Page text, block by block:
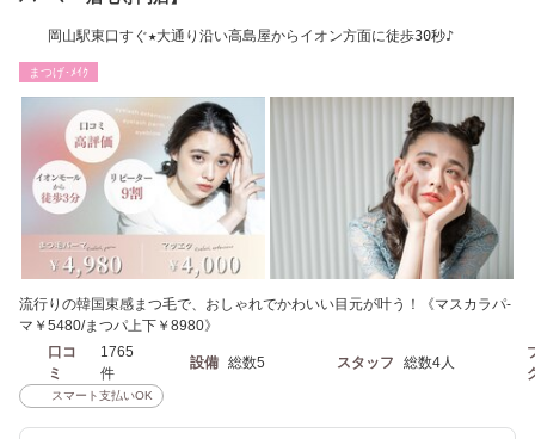
岡山駅東口すぐ★大通り沿い高島屋からイオン方面に徒歩30秒♪
まつげ･ﾒｲｸ
流行りの韓国束感まつ毛で、おしゃれでかわいい目元が叶う！《マスカラパ-
マ￥5480/まつパ上下￥8980》
口コ
ミ
1765
件
設備 総数5 スタッフ 総数4人
スマート支払いOK